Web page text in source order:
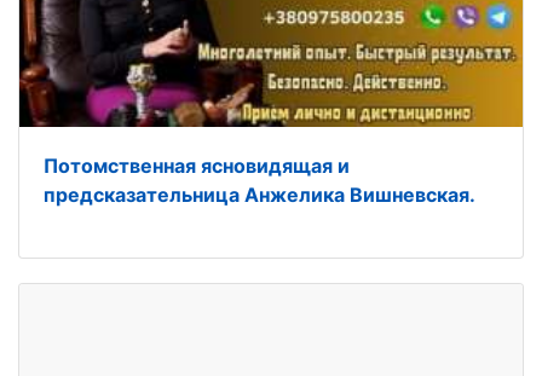
Потомственная ясновидящая и
предсказательница Анжелика Вишневская.